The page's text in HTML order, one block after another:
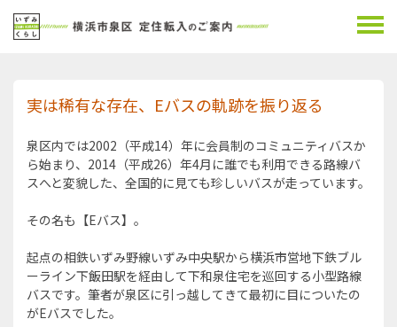
実は稀有な存在、Eバスの軌跡を振り返る
泉区内では2002（平成14）年に会員制のコミュニティバスか
ら始まり、2014（平成26）年4月に誰でも利用できる路線バ
スへと変貌した、全国的に見ても珍しいバスが走っています。
その名も【Eバス】。
起点の相鉄いずみ野線いずみ中央駅から横浜市営地下鉄ブル
ーライン下飯田駅を経由して下和泉住宅を巡回する小型路線
バスです。筆者が泉区に引っ越してきて最初に目についたの
がEバスでした。